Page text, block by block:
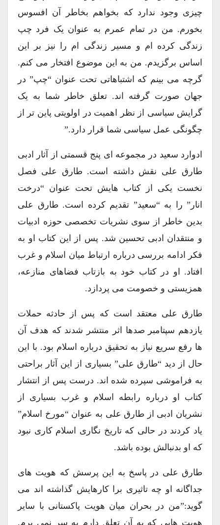
چیزی وجود ندارد که بخواهم بخاطر آن افسوس
بخورم. من در تمام عمرم به عنوان یک فرد چپ
زندگی کرده ام و مسیر زندگی ام را نیز بر این
اساس برگزیدم. من به این موضوع افتخار می کنم.
گرچه می بینم که اشتباهاتی تحت عنوان “چپ” در
جهان صورت گرفته اند. تعلق خاطر شما به یک
گرایش سیاسی از نظر اهمیت در اولویتی پاین تر از
چگونگی عمل سیاسی شما قرار دارد.”
ادوارد سعید در مجموعه ای پنج قسمتی از آثار ادبی
طارق علی نقش داشته است. طارق علی فصل
نخست یکی از کتاب هایش تحت عنوان “درخت
انار” را به “سعید” تقدیم کرده است. طارق علی
بدین خاطر از سوی نشریات تخصصی حوزه ادبیات
و منتقدان ادبی تحسین شد. پس از این کتاب او به
فکر ادامه بررسی درباره ارتباط میان اسلام و غرب
افتاد. او در کتاب خود به بازتاب فضاهای منازعه،
همزیستی و خصومت می پردازد.
طارق علی معتقد است که پس از حادثه حملات
یازدهم سپتامبر صدها اثر منتشر شدند که هدف آن
ها رفع سریع نیاز به تحقیق درباره اسلام بود. با این
حال از دید “طارق علی” بسیاری از این آثار براحتی
به فراموشی سپرده شده اند. درست پس از انتشار
کتاب او درباره رابطه اسلام و غرب بسیاری از
نشریان ادبی از طارق علی به عنوان “مورخ اسلام”
یاد کردند در حالی که تاریخ نگاری اسلام کاری نبود
که او بدنبالش بوده باشد.
طارق علی در پاسخ به این پرسش که هویت های
جداگانه او چه تاثیری برا کارهایش گذاشته اند می
گوید:”من در بحران میان هویت پاکستانی با سایر
هویت هایی که به آن تعلق دارم به سر نمی برم.